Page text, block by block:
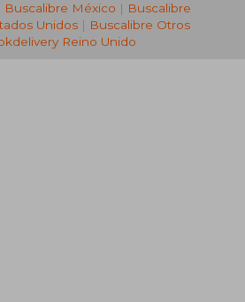
Buscalibre México | Buscalibre
Unidos| Buscalibre Otros
Reino Unido